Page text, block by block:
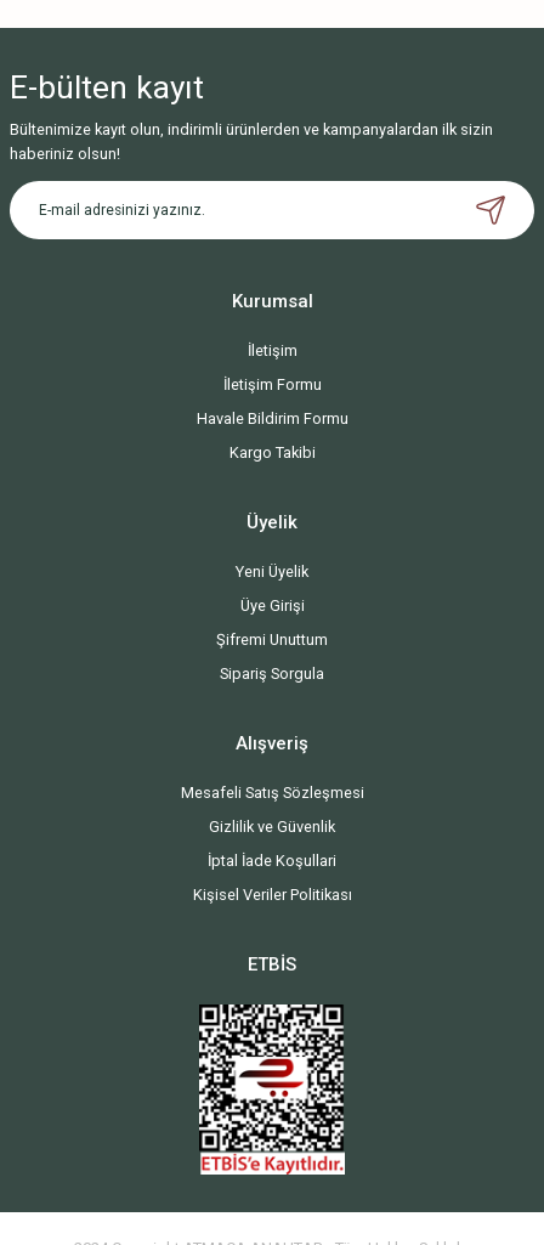
E-bülten kayıt
Bültenimize kayıt olun, indirimli ürünlerden ve kampanyalardan ilk sizin
haberiniz olsun!
Kurumsal
İletişim
İletişim Formu
Havale Bildirim Formu
Kargo Takibi
Üyelik
Yeni Üyelik
Üye Girişi
Şifremi Unuttum
Sipariş Sorgula
Alışveriş
Mesafeli Satış Sözleşmesi
Gizlilik ve Güvenlik
İptal İade Koşullari
Kişisel Veriler Politikası
ETBİS